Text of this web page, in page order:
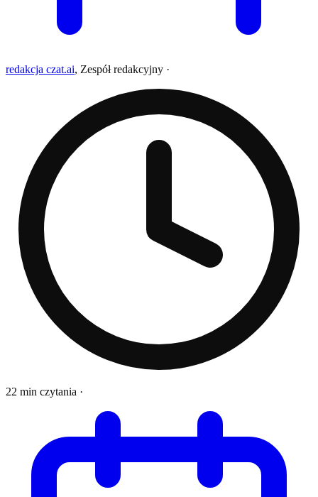
redakcja czat.ai, Zespół redakcyjny ·
22 min czytania ·